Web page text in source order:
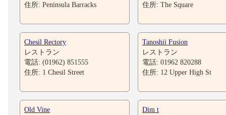
住所: Peninsula Barracks
住所: The Square
Chesil Rectory
レストラン
電話: (01962) 851555
住所: 1 Chesil Street
Tanoshii Fusion
レストラン
電話: 01962 820288
住所: 12 Upper High St
Old Vine
Dim t